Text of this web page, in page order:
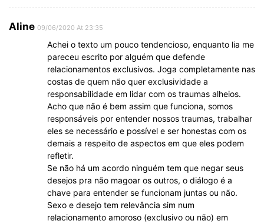
Aline 09/06/2020 At 23:35
Achei o texto um pouco tendencioso, enquanto lia me
pareceu escrito por alguém que defende
relacionamentos exclusivos. Joga completamente nas
costas de quem não quer exclusividade a
responsabilidade em lidar com os traumas alheios.
Acho que não é bem assim que funciona, somos
responsáveis por entender nossos traumas, trabalhar
eles se necessário e possível e ser honestas com os
demais a respeito de aspectos em que eles podem
refletir.
Se não há um acordo ninguém tem que negar seus
desejos pra não magoar os outros, o diálogo é a
chave para entender se funcionam juntas ou não.
Sexo e desejo tem relevância sim num
relacionamento amoroso (exclusivo ou não) em